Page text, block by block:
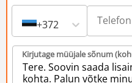
+372
Kirjutage müüjale sõnum